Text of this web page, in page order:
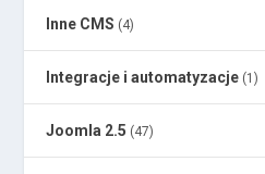
Inne CMS (4)
Integracje i automatyzacje (1)
Joomla 2.5 (47)